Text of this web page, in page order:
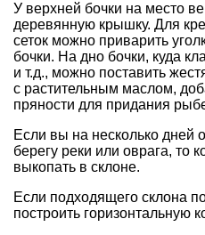
У верхней бочки на место
деревянную крышку. Для
сеток можно приварить
бочки. На дно бочки, куда
и т.д., можно поставить
с растительным маслом,
пряности для придания
Если вы на несколько дней
берегу реки или оврага, то
выкопать в склоне.
Если подходящего склона
построить горизонтальную